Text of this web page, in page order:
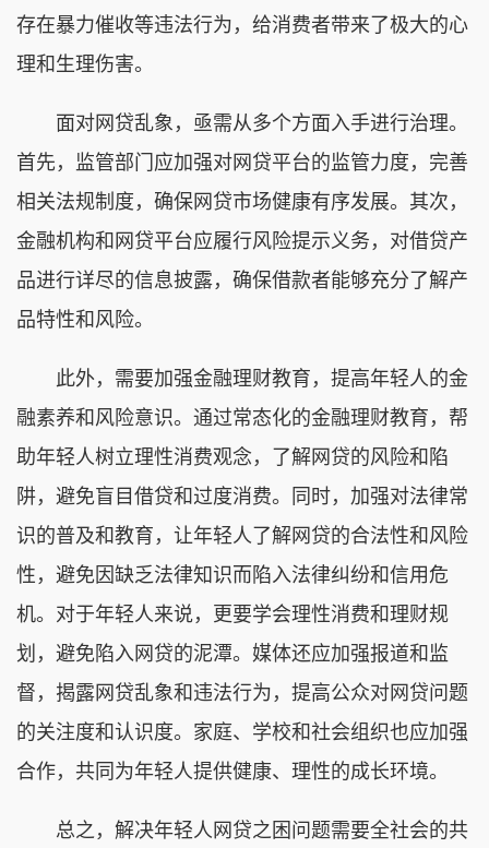
存在暴力催收等违法行为，给消费者带来了极大的心
理和生理伤害。
面对网贷乱象，亟需从多个方面入手进行治理。
首先，监管部门应加强对网贷平台的监管力度，完善
相关法规制度，确保网贷市场健康有序发展。其次，
金融机构和网贷平台应履行风险提示义务，对借贷产
品进行详尽的信息披露，确保借款者能够充分了解产
品特性和风险。
此外，需要加强金融理财教育，提高年轻人的金
融素养和风险意识。通过常态化的金融理财教育，帮
助年轻人树立理性消费观念，了解网贷的风险和陷
阱，避免盲目借贷和过度消费。同时，加强对法律常
识的普及和教育，让年轻人了解网贷的合法性和风险
性，避免因缺乏法律知识而陷入法律纠纷和信用危
机。对于年轻人来说，更要学会理性消费和理财规
划，避免陷入网贷的泥潭。媒体还应加强报道和监
督，揭露网贷乱象和违法行为，提高公众对网贷问题
的关注度和认识度。家庭、学校和社会组织也应加强
合作，共同为年轻人提供健康、理性的成长环境。
总之，解决年轻人网贷之困问题需要全社会的共